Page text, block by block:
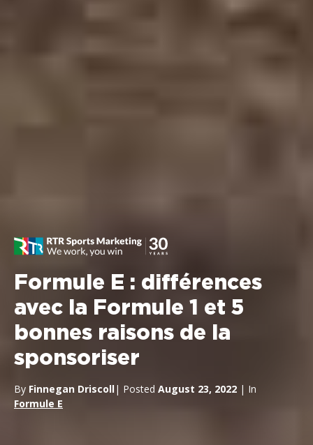
Formule E : différences
avec la Formule 1 et 5
bonnes raisons de la
sponsoriser
By Finnegan Driscoll| Posted August 23, 2022 | In
Formule E